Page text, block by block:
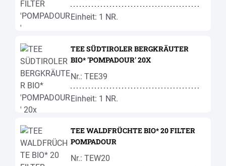
Einheit: 1 NR.
TEE SÜDTIROLER BERGKRÄUTER
BIO* 'POMPADOUR' 20X
Nr.: TEE39
Einheit: 1 NR.
TEE WALDFRÜCHTE BIO* 20 FILTER
POMPADOUR
Nr.: TEW20